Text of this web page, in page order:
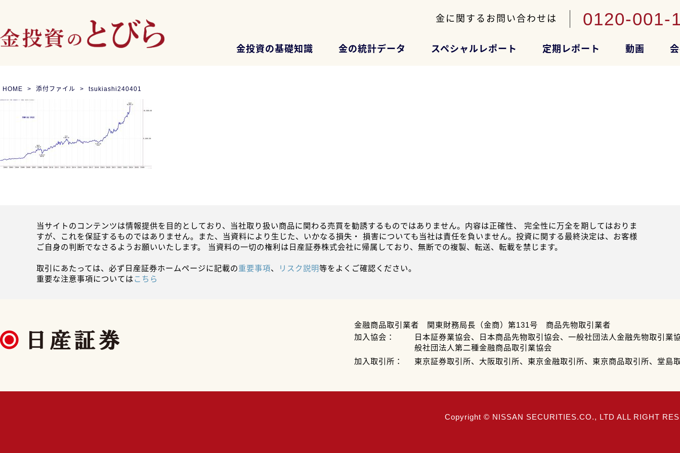
金に関するお問い合わせは 0120-001-
金投資の基礎知識 金の統計データ スペシャルレポート 定期レポート 動画
HOME 添付ファイル tsukiashi240401
当サイトのコンテンツは情報提供を目的としており、当社取り扱い商品に関わる売買を勧誘するものではありません。内容は正確性、 完全性に万全を期してはおりま
すが、これを保証するものではありません。また、当資料により生じた、いかなる損失・ 損害についても当社は責任を負いません。投資に関する最終決定は、お客様
ご自身の判断でなさるようお願いいたします。 当資料の一切の権利は日産証券株式会社に帰属しており、無断での複製、転送、転載を禁じます。
取引にあたっては、必ず日産証券ホームページに記載の重要事項、 リスク説明等をよくご確認ください。
重要な注意事項についてはこちら
金融商品取引業者 関東財務局長（金商）第131号 商品先物取引業者
加入協会：
日本証券業協会、日本商品先物取引協会、一般社団法人金融先物取引業
般社団法人第二種金融商品取引業協会
加入取引所：
東京証券取引所、大阪取引所、東京金融取引所、東京商品取引所、堂島
Copyright © NISSAN SECURITIES.CO., LTD ALL RIGHT